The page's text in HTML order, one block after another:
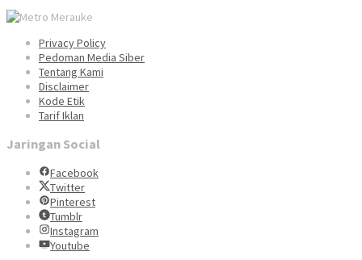
Privacy Policy
Pedoman Media Siber
Tentang Kami
Disclaimer
Kode Etik
Tarif Iklan
Jaringan Social
Facebook
Twitter
Pinterest
Tumblr
Instagram
Youtube